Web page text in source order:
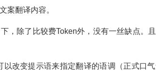
案翻译内容。
，除了比较费Token外，没有一丝缺点。
以改变提示语来指定翻译的语调（正式口